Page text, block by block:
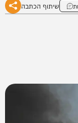
שיתוף הכתבה